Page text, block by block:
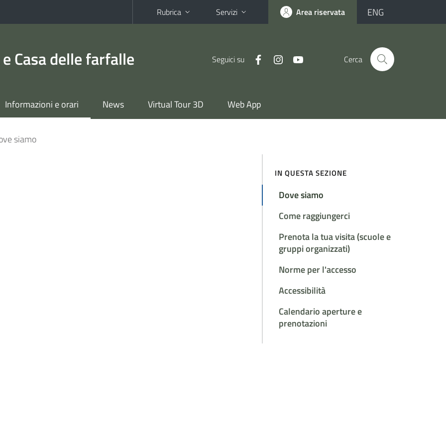
Rubrica Servizi Area riservata ENG
Casa delle farfalle Seguici su Cerca
Informazioni e orari News Virtual Tour 3D Web App
siamo
IN QUESTA SEZIONE
Dove siamo
Come raggiungerci
Prenota la tua visita (scuole e
gruppi organizzati)
Norme per l'accesso
Accessibilità
Calendario aperture e
prenotazioni